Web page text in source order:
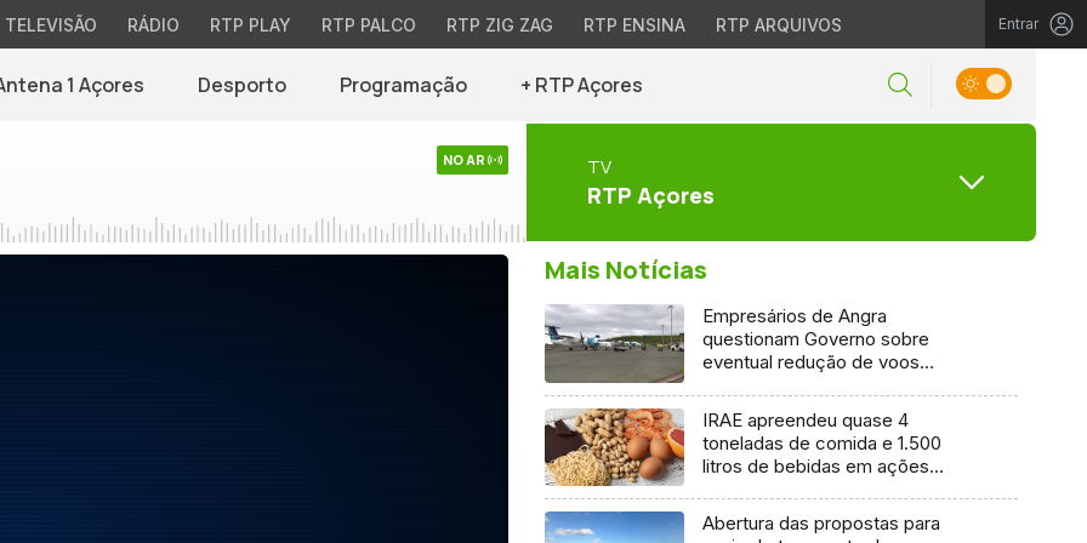
TELEVISÃO RÁDIO RTP PLAY RTP PALCO RTP ZIG ZAG RTP ENSINA RTP ARQUIVOS Entrar
1 Açores Desporto Programação + RTP Açores
NO AR TV
RTP Açores
Mais Notícias
Empresários de Angra
questionam Governo sobre
eventual redução de voos
IRAE apreendeu quase 4
toneladas de comida e 1.500
litros de bebidas em ações
Abertura das propostas para